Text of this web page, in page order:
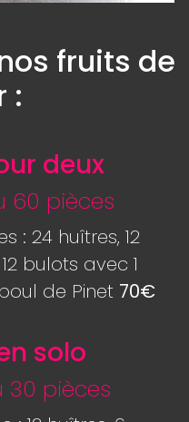
fruits de
:
deux
pièces
: 24 huîtres, 12
bulots avec 1
de Pinet 70€
solo
pièces